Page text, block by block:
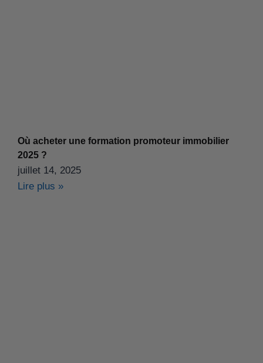
Où acheter une formation promoteur immobilier
2025 ?
juillet 14, 2025
Lire plus »